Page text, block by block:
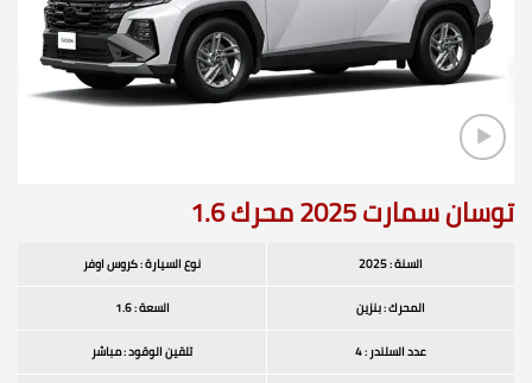
توسان سمارت 2025 محرك 1.6
السنة : 2025
نوع السيارة : كروس اوفر
المحرك : بنزين
السعة : 1.6
عدد السلندر : 4
تلقين الوقود : مباشر